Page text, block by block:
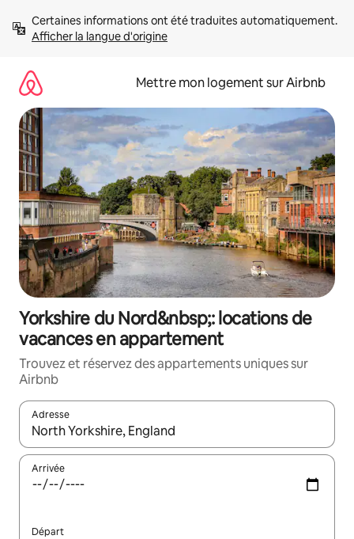
directement
Afficher la langue d'origine
Mettre mon logement sur Airbnb
Yorkshire du Nord&nbsp;: locations de
vacances en appartement
Trouvez et réservez des appartements uniques sur
Airbnb
Adresse
Lorsque les résultats s'affichent, utilisez les flèches vers le
Arrivée
Départ